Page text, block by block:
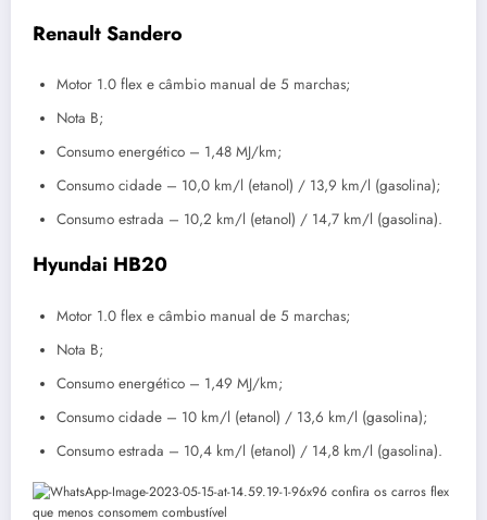
Renault Sandero
Motor 1.0 flex e câmbio manual de 5 marchas;
Nota B;
Consumo energético – 1,48 MJ/km;
Consumo cidade – 10,0 km/l (etanol) / 13,9 km/l (gasolina);
Consumo estrada – 10,2 km/l (etanol) / 14,7 km/l (gasolina).
Hyundai HB20
Motor 1.0 flex e câmbio manual de 5 marchas;
Nota B;
Consumo energético – 1,49 MJ/km;
Consumo cidade – 10 km/l (etanol) / 13,6 km/l (gasolina);
Consumo estrada – 10,4 km/l (etanol) / 14,8 km/l (gasolina).